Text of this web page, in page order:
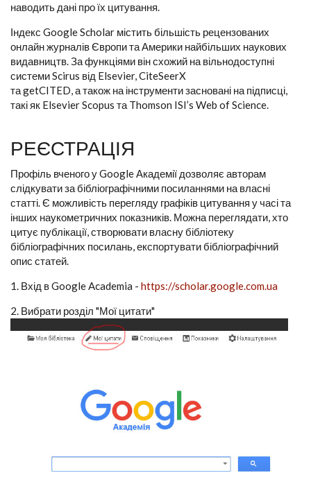
наводить дані про їх цитування.
Індекс Google Scholar містить більшість рецензованих
онлайн журналів Європи та Америки найбільших наукових
видавництв. За функціями він схожий на вільнодоступні
системи Scirus від Elsevier, CiteSeerX
та getCITED, а також на інструменти засновані на підписці,
такі як Elsevier Scopus та Thomson ISI’s Web of Science.
РЕЄСТРАЦІЯ
Профіль вченого у Google Академії дозволяє авторам
слідкувати за бібліографічними посиланнями на власні
статті. Є можливість перегляду графіків цитування у часі та
інших наукометричних показників. Можна переглядати, хто
цитує публікації, створювати власну бібліотеку
бібліографічних посилань, експортувати бібліографічний
опис статей.
1. Вхід в Google Academia - https://scholar.google.com.ua
2. Вибрати розділ "Мої цитати"